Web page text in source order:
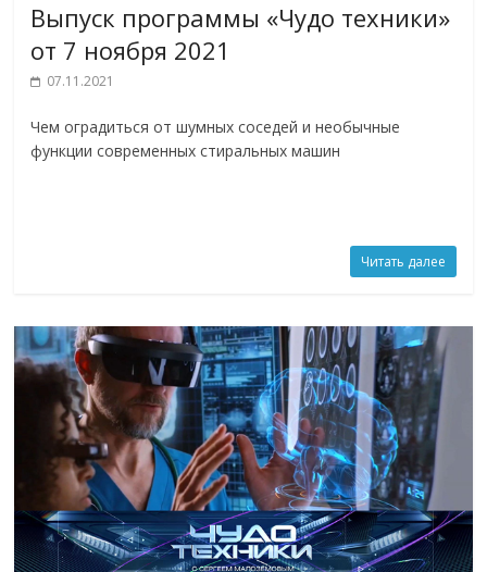
Выпуск программы «Чудо техники»
от 7 ноября 2021
07.11.2021
Чем оградиться от шумных соседей и необычные
функции современных стиральных машин
Читать далее